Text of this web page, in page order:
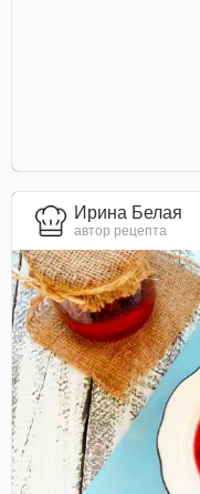
Ирина Белая
автор рецепта